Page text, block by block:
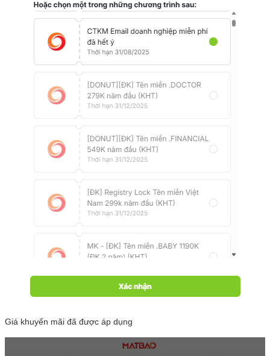
Giá khuyến mãi đã được áp dụng